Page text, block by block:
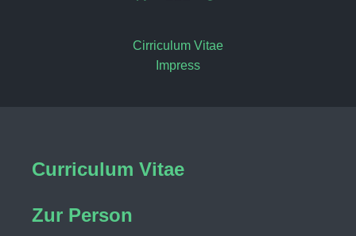
Cirriculum Vitae
Impress
Curriculum Vitae
Zur Person